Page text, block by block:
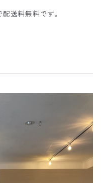
送料無料です。